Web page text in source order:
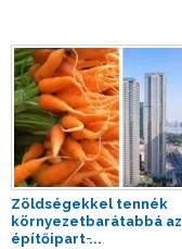
Zöldségekkel tennék
környezetbarátabbá az
építőipart ̵...